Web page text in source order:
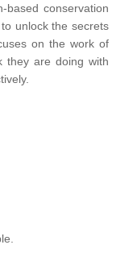
based conservation
unlock the secrets
on the work of
they are doing with